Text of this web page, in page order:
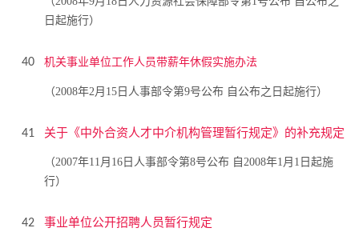
日起施行）
40 机关事业单位工作人员带薪年休假实施办法
（2008年2月15日人事部令第9号公布 自公布之日起施行）
41 关于《中外合资人才中介机构管理暂行规定》的补充规定
（2007年11月16日人事部令第8号公布 自2008年1月1日起施
行）
42 事业单位公开招聘人员暂行规定